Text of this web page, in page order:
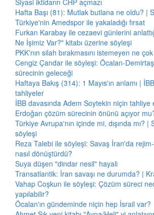
Siyasi iktidarın CHP açmazı
Hafta Başı (81): Mutlak butlana ne oldu? |
Türkiye'nin Amedspor ile yakaladığı fırsat
Furkan Karabay ile cezaevi günlerini
Ne İşimiz Var?" kitabı üzerine söyleşi
PKK'nın silah bırakmasını istemeyen ne
Cengiz Çandar ile söyleşi: Öcalan-
sürecinin geleceği
Haftaya Bakış (314): 1 Mayıs'ın anlamı |
tahliyeler
İBB davasında Adem Soytekin niçin tahliye
Erdoğan çözüm sürecinin önünü açıyor
Türkiye Avrupa'nın içinde mi, dışında mı? |
söyleşi
Reza Talebi ile söyleşi: Savaş İran'da
nasıl dönüştürdü?
Suya düşen "dindar nesil" hayali
Transatlantik: İran savaşı ne durumda? |
Vahap Coşkun ile söyleşi: Çözüm süreci
yapılabilir?
Öcalan'ın gündeminde niçin hep İsrail var?